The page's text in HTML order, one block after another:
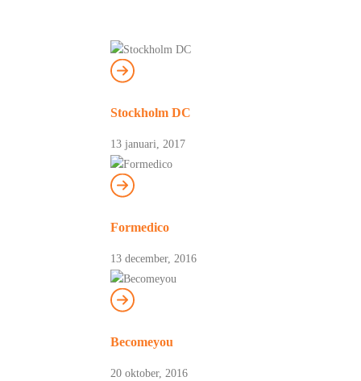
Stockholm DC
13 januari, 2017
Formedico
13 december, 2016
Becomeyou
20 oktober, 2016